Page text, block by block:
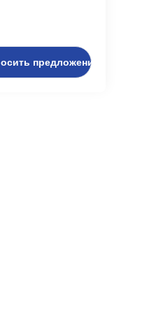
предложение)